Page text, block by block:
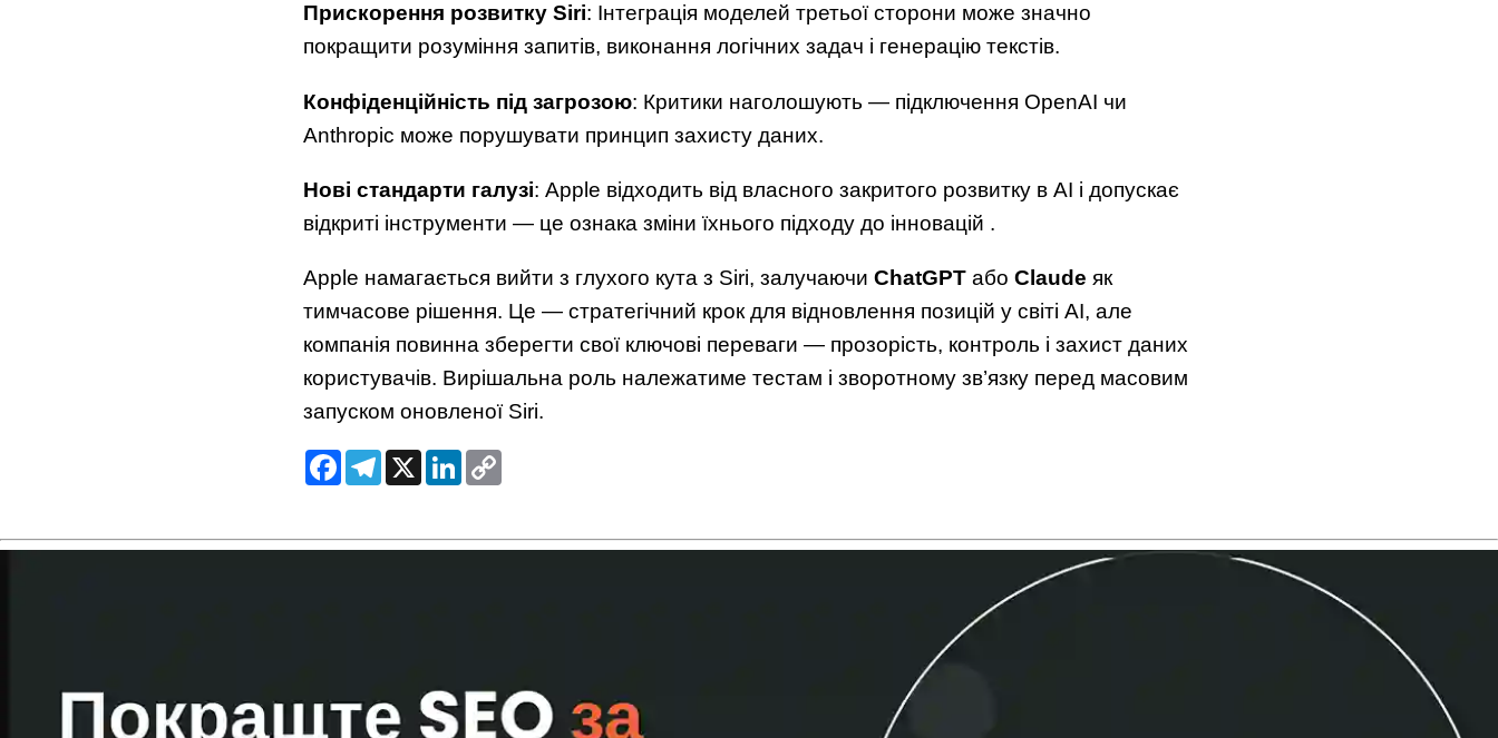
Прискорення розвитку Siri: Інтеграція моделей третьої сторони може значно
покращити розуміння запитів, виконання логічних задач і генерацію текстів.
Конфіденційність під загрозою: Критики наголошують — підключення OpenAI чи
Anthropic може порушувати принцип захисту даних.
Нові стандарти галузі: Apple відходить від власного закритого розвитку в AI і допускає
відкриті інструменти — це ознака зміни їхнього підходу до інновацій .
Apple намагається вийти з глухого кута з Siri, залучаючи ChatGPT або Claude як
тимчасове рішення. Це — стратегічний крок для відновлення позицій у світі AI, але
компанія повинна зберегти свої ключові переваги — прозорість, контроль і захист даних
користувачів. Вирішальна роль належатиме тестам і зворотному зв’язку перед масовим
запуском оновленої Siri.
FacebookTelegram
X LinkedIn